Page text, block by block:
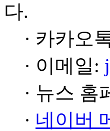
다.
· 카카오
· 이메일:
· 뉴스 홈
· 네이버